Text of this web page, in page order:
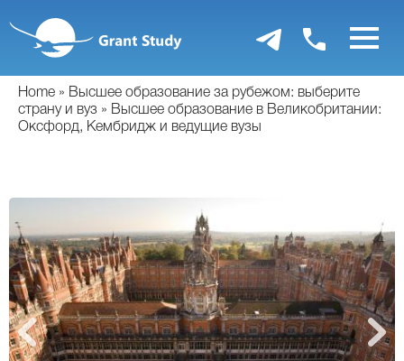
основному
содержанию
Home
Высшее образование за рубежом: выберите
страну и вуз
Высшее образование в Великобритании:
Оксфорд, Кембридж и ведущие вузы